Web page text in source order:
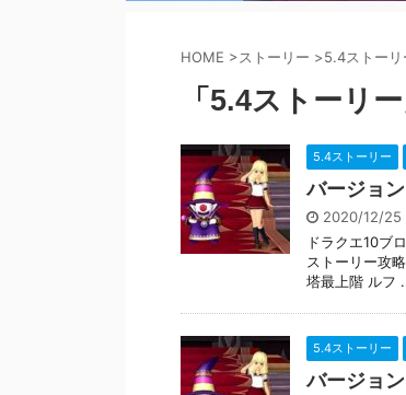
HOME >ストーリー >5.4ストーリ
「5.4ストーリ
5.4ストーリー
バージョ
2020/12/25
ドラクエ10ブ
ストーリー攻
塔最上階 ルフ
5.4ストーリー
バージョ